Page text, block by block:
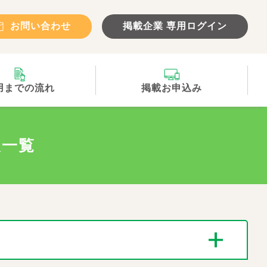
掲載企業 専用ログイン
お問い合わせ
までの流れ 掲載お申込み
覧